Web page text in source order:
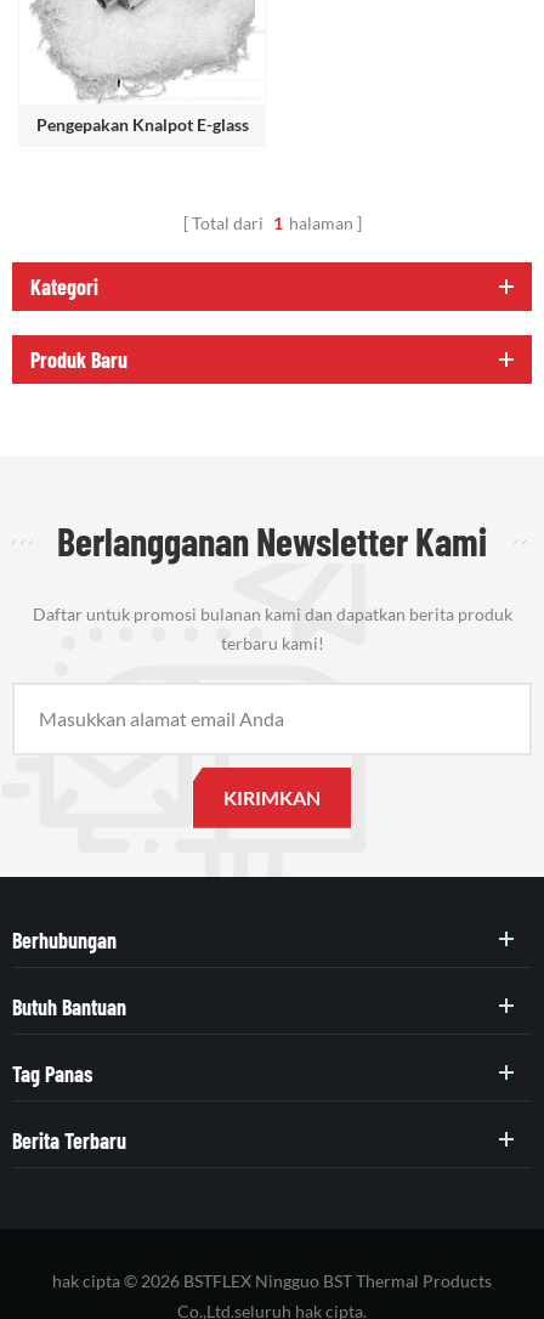
Pengepakan Knalpot E-glass
Total dari 1 halaman
Kategori
Produk Baru
Berlangganan Newsletter Kami
Daftar untuk promosi bulanan kami dan dapatkan berita produk
terbaru kami!
Berhubungan
Butuh Bantuan
Tag Panas
Berita Terbaru
hak cipta © 2026 BSTFLEX Ningguo BST Thermal Products
Co.,Ltd.seluruh hak cipta.